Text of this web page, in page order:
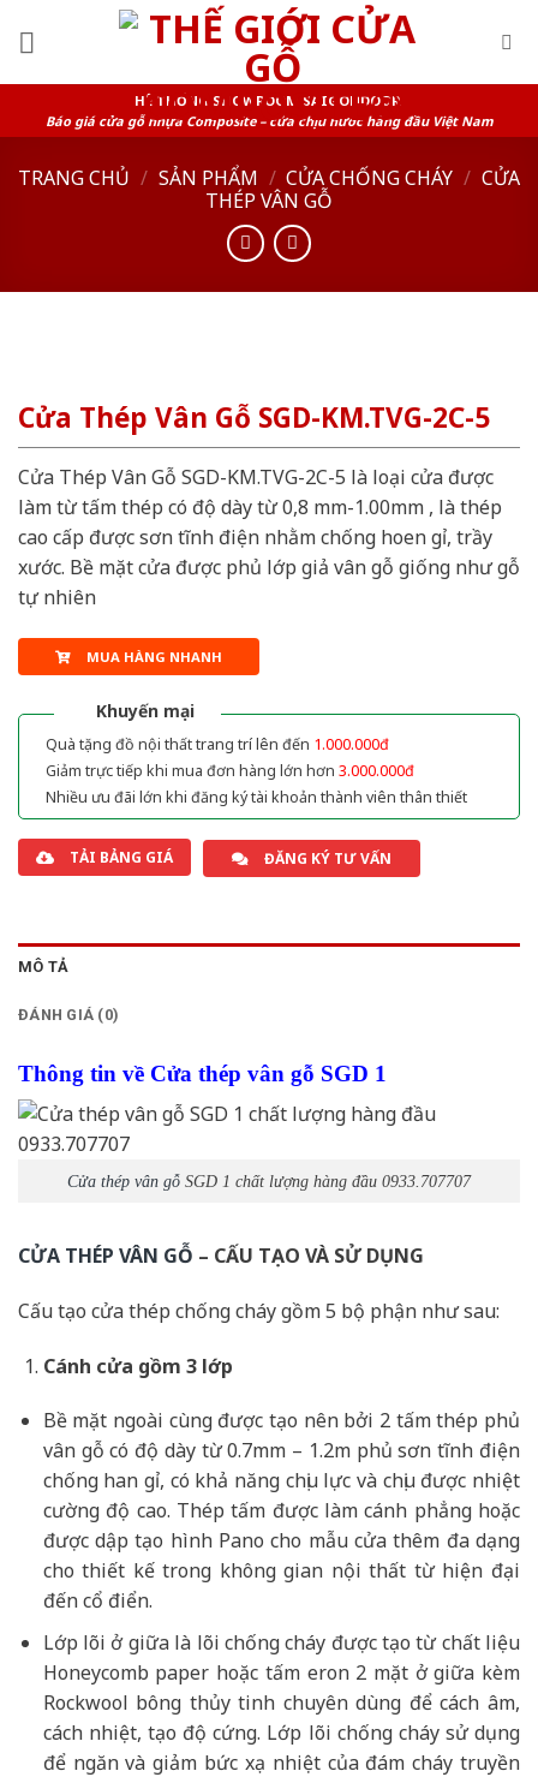
HỆ THỐNG SHOWROOM SAIGONDOOR
Báo giá cửa gỗ nhựa Composite – cửa chịu nước hàng đầu Việt Nam
TRANG CHỦ / SẢN PHẨM / CỬA CHỐNG CHÁY / CỬA
THÉP VÂN GỖ
Cửa Thép Vân Gỗ SGD-KM.TVG-2C-5
Cửa Thép Vân Gỗ SGD-KM.TVG-2C-5 là loại cửa được
làm từ tấm thép có độ dày từ 0,8 mm-1.00mm , là thép
cao cấp được sơn tĩnh điện nhằm chống hoen gỉ, trầy
xước. Bề mặt cửa được phủ lớp giả vân gỗ giống như gỗ
tự nhiên
MUA HÀNG NHANH
Khuyến mại
Quà tặng đồ nội thất trang trí lên đến 1.000.000đ
Giảm trực tiếp khi mua đơn hàng lớn hơn 3.000.000đ
Nhiều ưu đãi lớn khi đăng ký tài khoản thành viên thân thiết
TẢI BẢNG GIÁ ĐĂNG KÝ TƯ VẤN
MÔ TẢ
ĐÁNH GIÁ (0)
Thông tin về Cửa thép vân gỗ SGD 1
Cửa thép vân gỗ SGD 1 chất lượng hàng đầu 0933.707707
CỬA THÉP VÂN GỖ – CẤU TẠO VÀ SỬ DỤNG
Cấu tạo cửa thép chống cháy gồm 5 bộ phận như sau:
Cánh cửa gồm 3 lớp
Bề mặt ngoài cùng được tạo nên bởi 2 tấm thép phủ
vân gỗ có độ dày từ 0.7mm – 1.2m phủ sơn tĩnh điện
chống han gỉ, có khả năng chịu lực và chịu được nhiệt
cường độ cao. Thép tấm được làm cánh phẳng hoặc
được dập tạo hình Pano cho mẫu cửa thêm đa dạng
cho thiết kế trong không gian nội thất từ hiện đại
đến cổ điển.
Lớp lõi ở giữa là lõi chống cháy được tạo từ chất liệu
Honeycomb paper hoặc tấm eron 2 mặt ở giữa kèm
Rockwool bông thủy tinh chuyên dùng để cách âm,
cách nhiệt, tạo độ cứng. Lớp lõi chống cháy sử dụng
để ngăn và giảm bức xạ nhiệt của đám cháy truyền